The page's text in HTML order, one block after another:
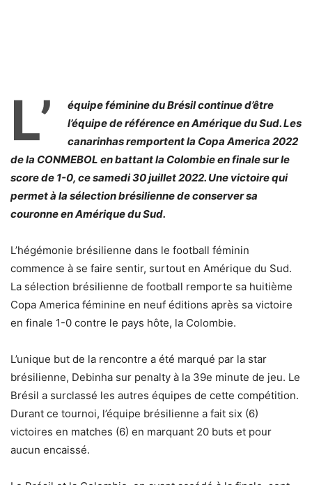
L’
équipe féminine du Brésil continue d’être
l’équipe de référence en Amérique du Sud. Les
canarinhas remportent la Copa America 2022
de la CONMEBOL en battant la Colombie en finale sur le
score de 1-0, ce samedi 30 juillet 2022. Une victoire qui
permet à la sélection brésilienne de conserver sa
couronne en Amérique du Sud.
L’hégémonie brésilienne dans le football féminin
commence à se faire sentir, surtout en Amérique du Sud.
La sélection brésilienne de football remporte sa huitième
Copa America féminine en neuf éditions après sa victoire
en finale 1-0 contre le pays hôte, la Colombie.
L’unique but de la rencontre a été marqué par la star
brésilienne, Debinha sur penalty à la 39e minute de jeu. Le
Brésil a surclassé les autres équipes de cette compétition.
Durant ce tournoi, l’équipe brésilienne a fait six (6)
victoires en matches (6) en marquant 20 buts et pour
aucun encaissé.